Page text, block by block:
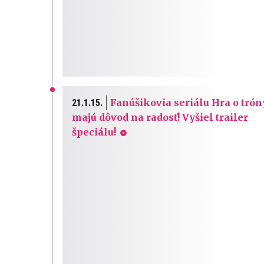
21.1.15.
Fanúšikovia seriálu Hra o
majú dôvod na radosť! Vyšiel trailer
špeciálu!